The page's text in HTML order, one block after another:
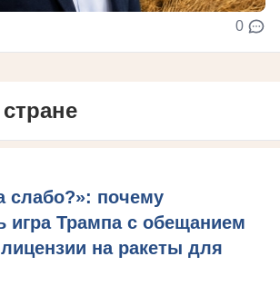
0
слабо?»: почему
игра Трампа с обещанием
на ракеты для